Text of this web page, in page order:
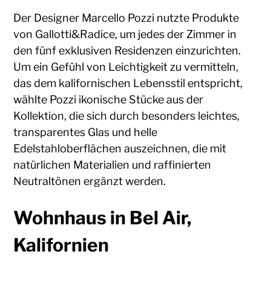
Der Designer Marcello Pozzi nutzte Produkte
von Gallotti&Radice, um jedes der Zimmer in
den fünf exklusiven Residenzen einzurichten.
Um ein Gefühl von Leichtigkeit zu vermitteln,
das dem kalifornischen Lebensstil entspricht,
wählte Pozzi ikonische Stücke aus der
Kollektion, die sich durch besonders leichtes,
transparentes Glas und helle
Edelstahloberflächen auszeichnen, die mit
natürlichen Materialien und raffinierten
Neutraltönen ergänzt werden.
Wohnhaus in Bel Air,
Kalifornien